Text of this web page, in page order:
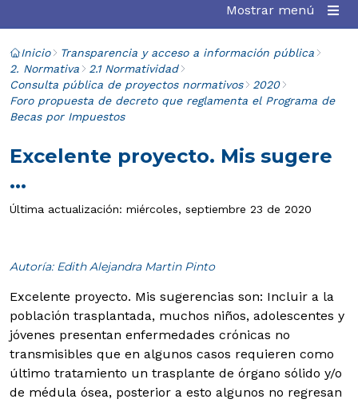
Mostrar menú
Inicio
Transparencia y acceso a información pública
2. Normativa
2.1 Normatividad
Consulta pública de proyectos normativos
2020
Foro propuesta de decreto que reglamenta el Programa de
Becas por Impuestos
Excelente proyecto. Mis sugere
...
Última actualización: miércoles, septiembre 23 de 2020
Autoría: Edith Alejandra Martin Pinto
Excelente proyecto. Mis sugerencias son: Incluir a la
población trasplantada, muchos niños, adolescentes y
jóvenes presentan enfermedades crónicas no
transmisibles que en algunos casos requieren como
último tratamiento un trasplante de órgano sólido y/o
de médula ósea, posterior a esto algunos no regresan